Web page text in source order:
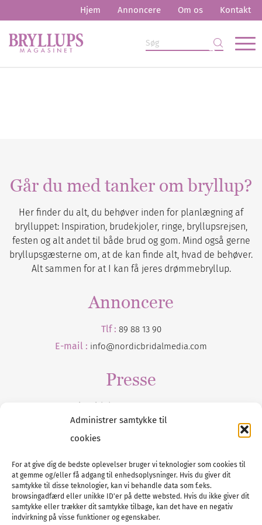
Administrer samtykke til
cookies
For at give dig de bedste oplevelser bruger vi teknologier som cookies til
at gemme og/eller få adgang til enhedsoplysninger. Hvis du giver dit
samtykke til disse teknologier, kan vi behandle data som f.eks.
browsingadfærd eller unikke ID'er på dette websted. Hvis du ikke giver dit
samtykke eller trækker dit samtykke tilbage, kan det have en negativ
indvirkning på visse funktioner og egenskaber.
Hjem Annoncere Om os Kontakt
Går du med tanker om bryllup?
Her finder du alt, du behøver inden for planlægning af
brylluppet: Inspiration, brudekjoler, ringe, bryllupsrejsen,
festen og alt andet til både brud og gom. Mind også gerne
bryllupsgæsterne om, at de kan finde alt, hvad de behøver.
Alt sammen for at I kan få jeres drømmebryllup.
Annoncere
Tlf : 89 88 13 90
E-mail : info@nordicbridalmedia.com
Presse
Tilmeld dig vores
Tel :89 88 13 90
E-post:info@nordicbridalmedia.com
Nordic Bridal Media